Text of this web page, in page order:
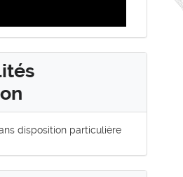
disposition particulière